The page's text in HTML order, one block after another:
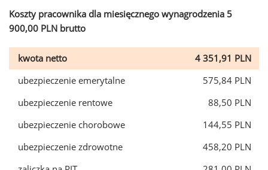
Koszty pracownika dla miesięcznego wynagrodzenia 5
900,00 PLN brutto
kwota netto
4 351,91 PLN
ubezpieczenie emerytalne
575,84 PLN
ubezpieczenie rentowe
88,50 PLN
ubezpieczenie chorobowe
144,55 PLN
ubezpieczenie zdrowotne
458,20 PLN